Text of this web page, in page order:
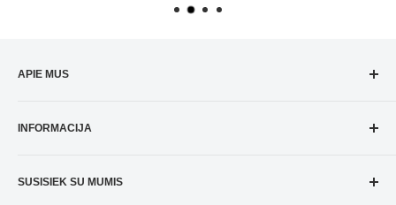
APIE MUS
metais, per šį laiką sukaupėme daug naudingos informacijos
prekių pasirinkimą kurių kainos ir kokybės santykis yra
INFORMACIJA
Grąžinimo taisyklės
SUSISIEK SU MUMIS